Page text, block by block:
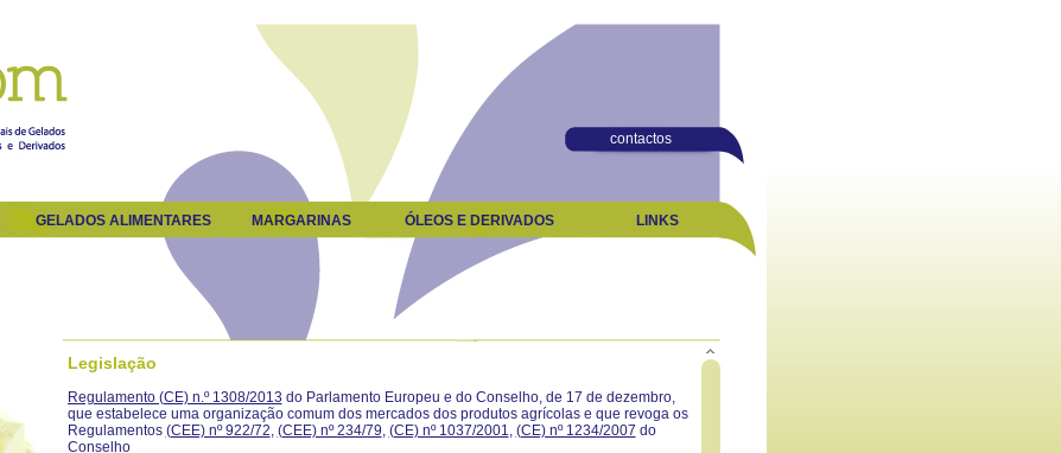
contactos
GELADOS ALIMENTARES MARGARINAS ÓLEOS E DERIVADOS LINKS
Legislação
Regulamento (CE) n.º 1308/2013 do Parlamento Europeu e do Conselho, de 17 de dezembro,
que estabelece uma organização comum dos mercados dos produtos agrícolas e que revoga os
Regulamentos (CEE) nº 922/72, (CEE) nº 234/79, (CE) nº 1037/2001, (CE) nº 1234/2007 do
Conselho